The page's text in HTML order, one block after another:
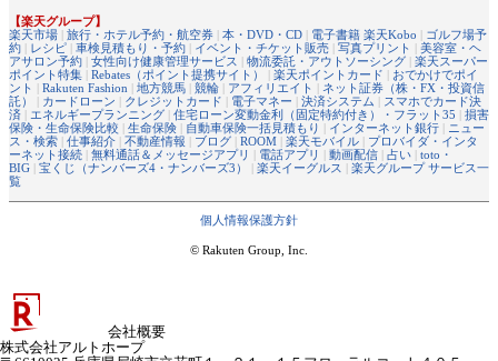
【楽天グループ】
楽天市場 | 旅行・ホテル予約・航空券 | 本・DVD・CD | 電子書籍 楽天Kobo | ゴルフ場予
約 | レシピ | 車検見積もり・予約 | イベント・チケット販売 | 写真プリント | 美容室・ヘ
アサロン予約 | 女性向け健康管理サービス | 物流委託・アウトソーシング | 楽天スーパー
ポイント特集 | Rebates（ポイント提携サイト） | 楽天ポイントカード | おでかけでポイ
ント | Rakuten Fashion | 地方競馬 | 競輪 | アフィリエイト | ネット証券（株・FX・投資信
託）
| カードローン | クレジットカード | 電子マネー | 決済システム | スマホでカード決
済 | エネルギープランニング | 住宅ローン変動金利（固定特約付き）・フラット35 | 損害
保険・生命保険比較 | 生命保険 | 自動車保険一括見積もり | インターネット銀行 | ニュー
ス・検索 | 仕事紹介 | 不動産情報 | ブログ | ROOM | 楽天モバイル | プロバイダ・インタ
ーネット接続 | 無料通話＆メッセージアプリ | 電話アプリ | 動画配信 | 占い | toto・
BIG | 宝くじ（ナンバーズ4・ナンバーズ3） | 楽天イーグルス | 楽天グループ サービス一
覧
個人情報保護方針
© Rakuten Group, Inc.
会社概要
株式会社アルトホープ